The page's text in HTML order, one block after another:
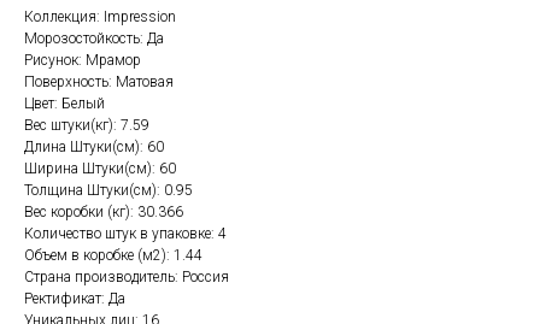
Коллекция: Impression
Морозостойкость: Да
Рисунок: Мрамор
Поверхность: Матовая
Цвет: Белый
Вес штуки(кг): 7.59
Длина Штуки(см): 60
Ширина Штуки(см): 60
Толщина Штуки(см): 0.95
Вес коробки (кг): 30.366
Количество штук в упаковке: 4
Объем в коробке (м2): 1.44
Страна производитель: Россия
Ректификат: Да